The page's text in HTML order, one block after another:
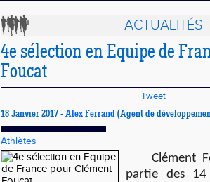
ACTUALITÉS
4e sélection en Equipe de
Foucat
Tweet
18 Janvier 2017 - Alex Ferrand (Agent de
Athlètes
Clément
partie des 14